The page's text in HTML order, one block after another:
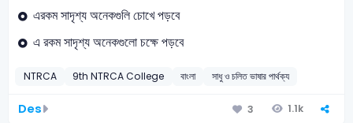
এরকম সাদৃশ্য অনেকগুলি চোখে পড়বে
এ রকম সাদৃশ্য অনেকগুলো চক্ষে পড়বে
NTRCA 9th NTRCA College বাংলা সাধু ও চলিত ভাষার পার্থক্য
Des 3 1.1k